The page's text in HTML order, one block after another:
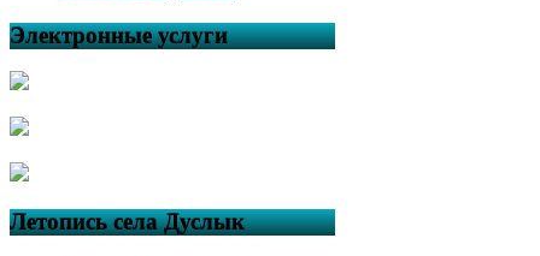
Электронные услуги
Летопись села Дуслык